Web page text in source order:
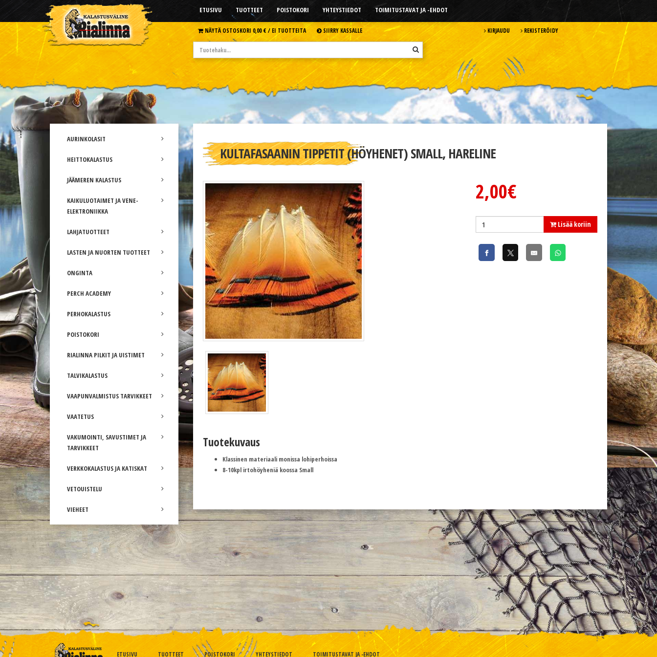
ETUSIVU TUOTTEET POISTOKORI YHTEYSTIEDOT TOIMITUSTAVAT JA -EHDOT
NÄYTÄ OSTOSKORI 0,00 € /EI TUOTTEITA SIIRRY KASSALLE KIRJAUDU REKISTERÖIDY
AURINKOLASIT
HEITTOKALASTUS
JÄÄMEREN KALASTUS
KAIKULUOTAIMET JA VENE-
ELEKTRONIIKKA
LAHJATUOTTEET
LASTEN JA NUORTEN TUOTTEET
ONGINTA
PERCH ACADEMY
PERHOKALASTUS
POISTOKORI
RIALINNA PILKIT JA UISTIMET
TALVIKALASTUS
VAAPUNVALMISTUS TARVIKKEET
VAATETUS
VAKUMOINTI, SAVUSTIMET JA
TARVIKKEET
VERKKOKALASTUS JA KATISKAT
VETOUISTELU
VIEHEET
KULTAFASAANIN TIPPETIT (HÖYHENET) SMALL, HARELINE
2,00€
Lisää koriin
Tuotekuvaus
Klassinen materiaali monissa lohiperhoissa
8-10kpl irtohöyheniä koossa Small
ETUSIVU TUOTTEET POISTOKORI YHTEYSTIEDOT TOIMITUSTAVAT JA -EHDOT